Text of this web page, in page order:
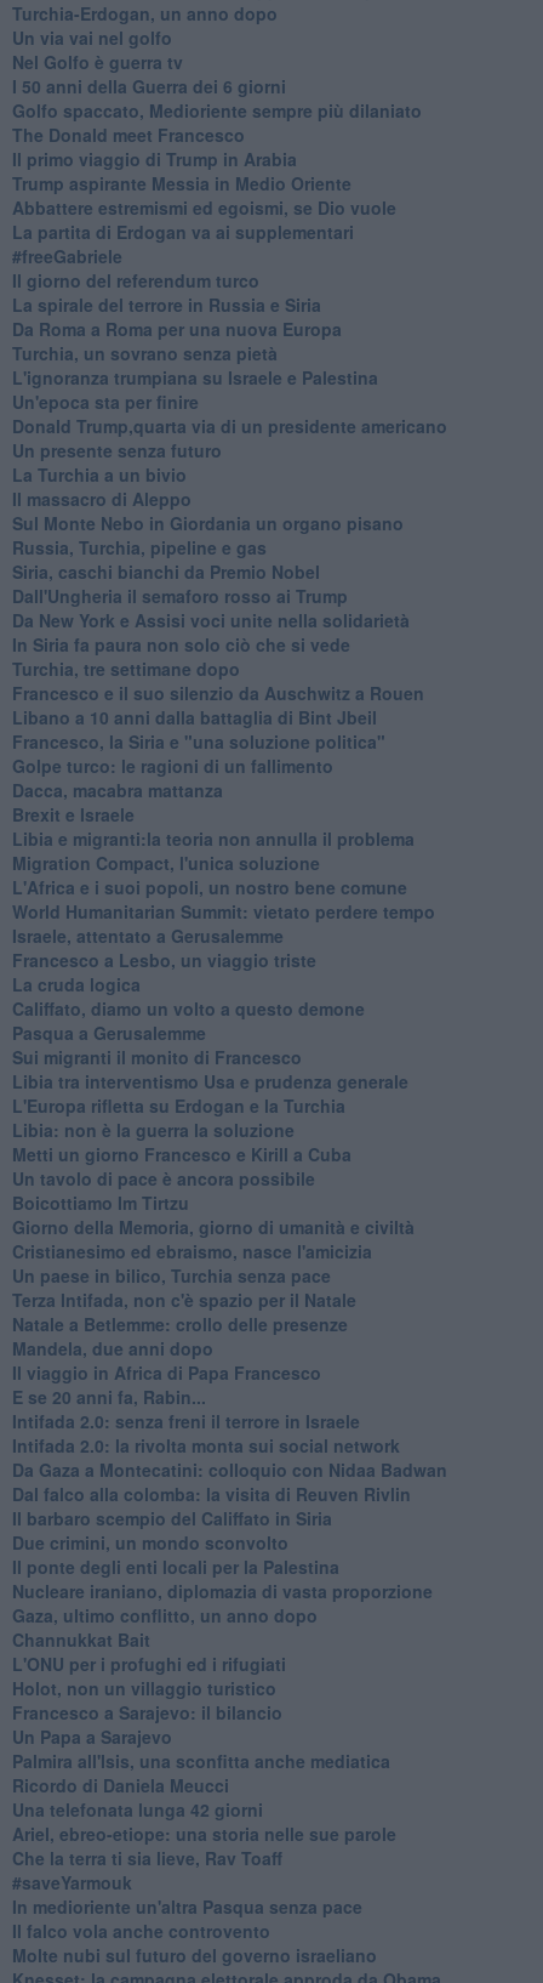
Turchia-Erdogan, un anno dopo
Un via vai nel golfo
Nel Golfo è guerra tv
I 50 anni della Guerra dei 6 giorni
Golfo spaccato, Medioriente sempre più dilaniato
The Donald meet Francesco
Il primo viaggio di Trump in Arabia
Trump aspirante Messia in Medio Oriente
Abbattere estremismi ed egoismi, se Dio vuole
La partita di Erdogan va ai supplementari
#freeGabriele
Il giorno del referendum turco
La spirale del terrore in Russia e Siria
Da Roma a Roma per una nuova Europa
Turchia, un sovrano senza pietà
L'ignoranza trumpiana su Israele e Palestina
Un'epoca sta per finire
Donald Trump,quarta via di un presidente americano
Un presente senza futuro
La Turchia a un bivio
Il massacro di Aleppo
Sul Monte Nebo in Giordania un organo pisano
Russia, Turchia, pipeline e gas
Siria, caschi bianchi da Premio Nobel
Dall'Ungheria il semaforo rosso ai Trump
Da New York e Assisi voci unite nella solidarietà
In Siria fa paura non solo ciò che si vede
Turchia, tre settimane dopo
Francesco e il suo silenzio da Auschwitz a Rouen
Libano a 10 anni dalla battaglia di Bint Jbeil
Francesco, la Siria e "una soluzione politica"
Golpe turco: le ragioni di un fallimento
Dacca, macabra mattanza
Brexit e Israele
Libia e migranti:la teoria non annulla il problema
Migration Compact, l'unica soluzione
L'Africa e i suoi popoli, un nostro bene comune
World Humanitarian Summit: vietato perdere tempo
Israele, attentato a Gerusalemme
Francesco a Lesbo, un viaggio triste
La cruda logica
Califfato, diamo un volto a questo demone
Pasqua a Gerusalemme
Sui migranti il monito di Francesco
Libia tra interventismo Usa e prudenza generale
L'Europa rifletta su Erdogan e la Turchia
Libia: non è la guerra la soluzione
Metti un giorno Francesco e Kirill a Cuba
Un tavolo di pace è ancora possibile
Boicottiamo Im Tirtzu
Giorno della Memoria, giorno di umanità e civiltà
Cristianesimo ed ebraismo, nasce l'amicizia
Un paese in bilico, Turchia senza pace
Terza Intifada, non c'è spazio per il Natale
Natale a Betlemme: crollo delle presenze
Mandela, due anni dopo
Il viaggio in Africa di Papa Francesco
E se 20 anni fa, Rabin...
Intifada 2.0: senza freni il terrore in Israele
Intifada 2.0: la rivolta monta sui social network
Da Gaza a Montecatini: colloquio con Nidaa Badwan
Dal falco alla colomba: la visita di Reuven Rivlin
Il barbaro scempio del Califfato in Siria
Due crimini, un mondo sconvolto
Il ponte degli enti locali per la Palestina
Nucleare iraniano, diplomazia di vasta proporzione
Gaza, ultimo conflitto, un anno dopo
Channukkat Bait
L'ONU per i profughi ed i rifugiati
Holot, non un villaggio turistico
Francesco a Sarajevo: il bilancio
Un Papa a Sarajevo
Palmira all'Isis, una sconfitta anche mediatica
Ricordo di Daniela Meucci
​Una telefonata lunga 42 giorni
​Ariel, ebreo-etiope: una storia nelle sue parole
Che la terra ti sia lieve, Rav Toaff
​#saveYarmouk
​In medioriente un'altra Pasqua senza pace
​Il falco vola anche controvento
Molte nubi sul futuro del governo israeliano